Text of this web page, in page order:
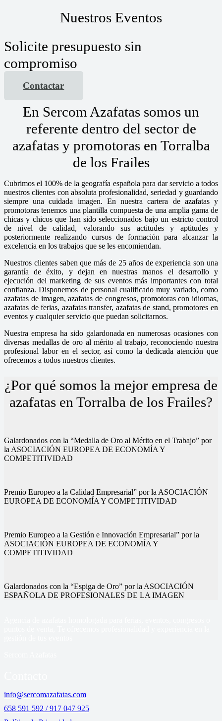
Nuestros Eventos
Solicite presupuesto sin
compromiso
Contactar
En Sercom Azafatas somos un
referente dentro del sector de
azafatas y promotoras en Torralba
de los Frailes
Cubrimos el 100% de la geografía española para dar servicio a todos
nuestros clientes con absoluta profesionalidad, seriedad y guardando
siempre una cuidada imagen. En nuestra cartera de azafatas y
promotoras tenemos una plantilla compuesta de una amplia gama de
chicas y chicos que han sido seleccionados bajo un estricto control
de nivel de calidad, valorando sus actitudes y aptitudes y
posteriormente realizando cursos de formación para alcanzar la
excelencia en los trabajos que se les encomiendan.
Nuestros clientes saben que más de 25 años de experiencia son una
garantía de éxito, y dejan en nuestras manos el desarrollo y
ejecución del marketing de sus eventos más importantes con total
confianza. Disponemos de personal cualificado muy variado, como
azafatas de imagen, azafatas de congresos, promotoras con idiomas,
azafatas de ferias, azafatas transfer, azafatas de stand, promotores en
eventos y cualquier servicio que puedan solicitarnos.
Nuestra empresa ha sido galardonada en numerosas ocasiones con
diversas medallas de oro al mérito al trabajo, reconociendo nuestra
profesional labor en el sector, así como la dedicada atención que
ofrecemos a todos nuestros clientes.
¿Por qué somos la mejor empresa de
azafatas en Torralba de los Frailes?
Galardonados con la “Medalla de Oro al Mérito en el Trabajo” por
la ASOCIACIÓN EUROPEA DE ECONOMÍA Y
COMPETITIVIDAD
Premio Europeo a la Calidad Empresarial” por la ASOCIACIÓN
EUROPEA DE ECONOMÍA Y COMPETITIVIDAD
Premio Europeo a la Gestión e Innovación Empresarial” por la
ASOCIACIÓN EUROPEA DE ECONOMÍA Y
COMPETITIVIDAD
Galardonados con la “Espiga de Oro” por la ASOCIACIÓN
ESPAÑOLA DE PROFESIONALES DE LA IMAGEN
info@sercomazafatas.com
658 591 592 / 917 047 925